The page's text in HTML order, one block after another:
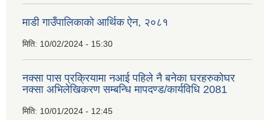
माडी गाउँपालिकाको आर्थिक ऐन, २०८१
मिति: 10/02/2024 - 15:30
नक्सा पास प्रक्रियामा नआई पहिले नै बनेका घरहरुकोघर
नक्सा अभिलेखिकरण सम्बन्धि मापदण्ड/कार्यविधि 2081
मिति: 10/01/2024 - 12:45